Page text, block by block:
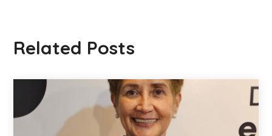
Related Posts